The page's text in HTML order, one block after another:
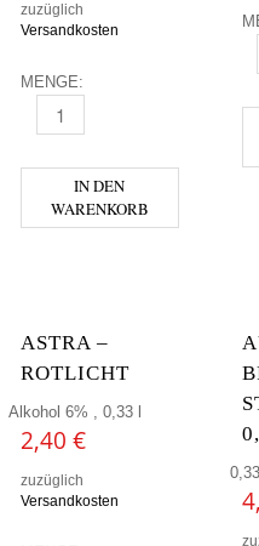
zuzüglich
Versandkosten
MENGE:
ACKERBÜRGER BRÄU -
IN DEN
WARENKORB
ASTRA –
ROTLICHT
Alkohol 6% , 0,33 l
2,40 €
zuzüglich
Versandkosten